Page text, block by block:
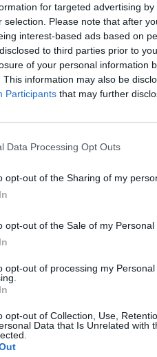
for targeted advertising
selection. Please note that after
interest-based ads based on
to third parties prior to
of your personal information
This information may also be
Participants that may further
Data Processing Opt Outs
opt-out of the Sharing of my
opt-out of the Sale of my Personal
opt-out of processing my
opt-out of Collection, Use,
Data that Is Unrelated with
lakosság
0,1 százalékkal
Statisztikai Hivatal.
a koronavírus-járvány miatt.
oka, hogy a nettó
portfolio.hu hírarchívumához
tartalmazza:
cikkarchívum